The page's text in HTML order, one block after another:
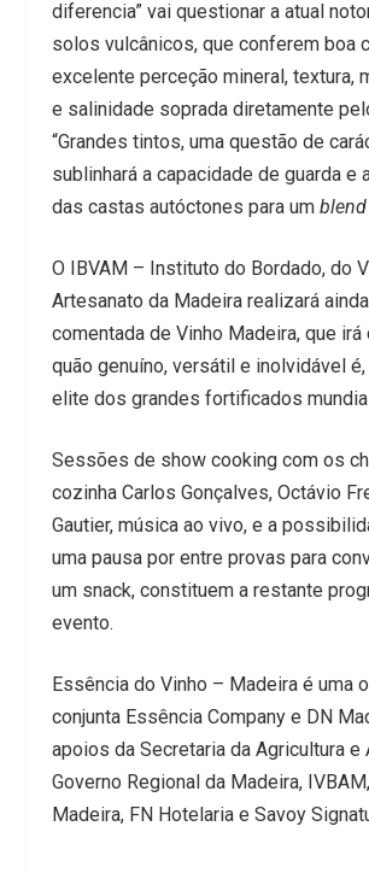
diferencia” vai questionar a atual
solos vulcânicos, que conferem boa
excelente perceção mineral, textura,
e salinidade soprada diretamente
“Grandes tintos, uma questão de
sublinhará a capacidade de guarda e
das castas autóctones para um blend
O IBVAM – Instituto do Bordado, do
Artesanato da Madeira realizará
comentada de Vinho Madeira, que irá
quão genuíno, versátil e inolvidável
elite dos grandes fortificados
Sessões de show cooking com os
cozinha Carlos Gonçalves, Octávio
Gautier, música ao vivo, e a
uma pausa por entre provas para
um snack, constituem a restante
evento.
Essência do Vinho – Madeira é uma
conjunta Essência Company e DN
apoios da Secretaria da Agricultura e
Governo Regional da Madeira,
Madeira, FN Hotelaria e Savoy